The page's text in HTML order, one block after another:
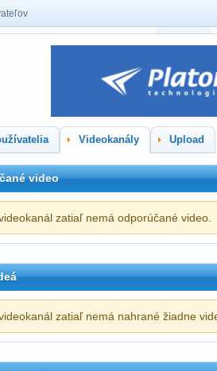
Videokanály Upload
video
zatiaľ nemá odporúčané video.
zatiaľ nemá nahrané žiadne